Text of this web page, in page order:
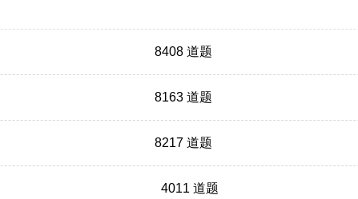
8408 道题
8163 道题
8217 道题
4011 道题